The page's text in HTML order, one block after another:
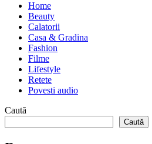
Home
Beauty
Calatorii
Casa & Gradina
Fashion
Filme
Lifestyle
Retete
Povesti audio
Caută
Caută